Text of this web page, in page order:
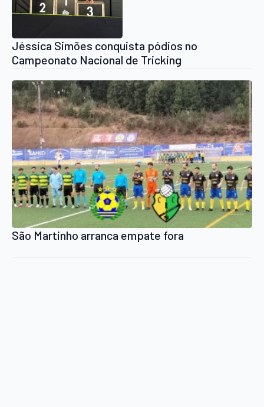
Jéssica Simões conquista pódios no
Campeonato Nacional de Tricking
São Martinho arranca empate fora